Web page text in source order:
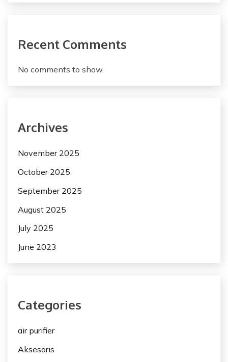
Recent Comments
No comments to show.
Archives
November 2025
October 2025
September 2025
August 2025
July 2025
June 2023
Categories
air purifier
Aksesoris